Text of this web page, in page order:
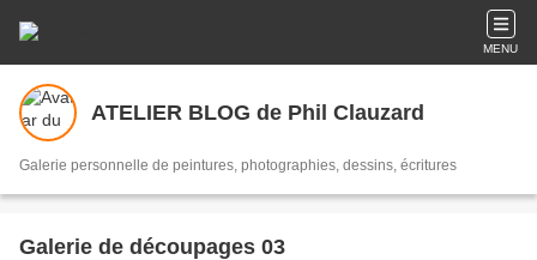
MENU
ATELIER BLOG de Phil Clauzard
Galerie personnelle de peintures, photographies, dessins, écritures
Galerie de découpages 03